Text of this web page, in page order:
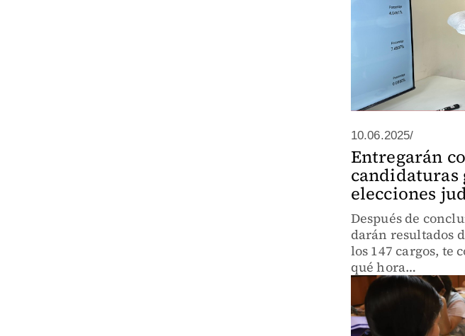
10.06.2025/
Entregarán
candidaturas
elecciones
Después de
darán resultados
los 147 cargos, te
qué hora…